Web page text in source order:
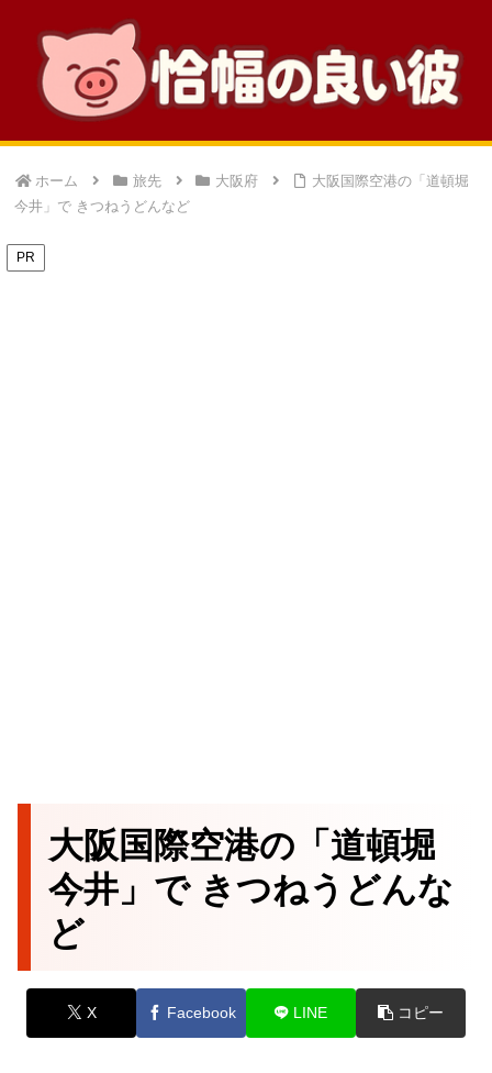
ホーム 旅先 大阪府
大阪国際空港の「道頓堀
今井」で きつねうどんなど
PR
大阪国際空港の「道頓堀
今井」で きつねうどんな
ど
X Facebook LINE コピー